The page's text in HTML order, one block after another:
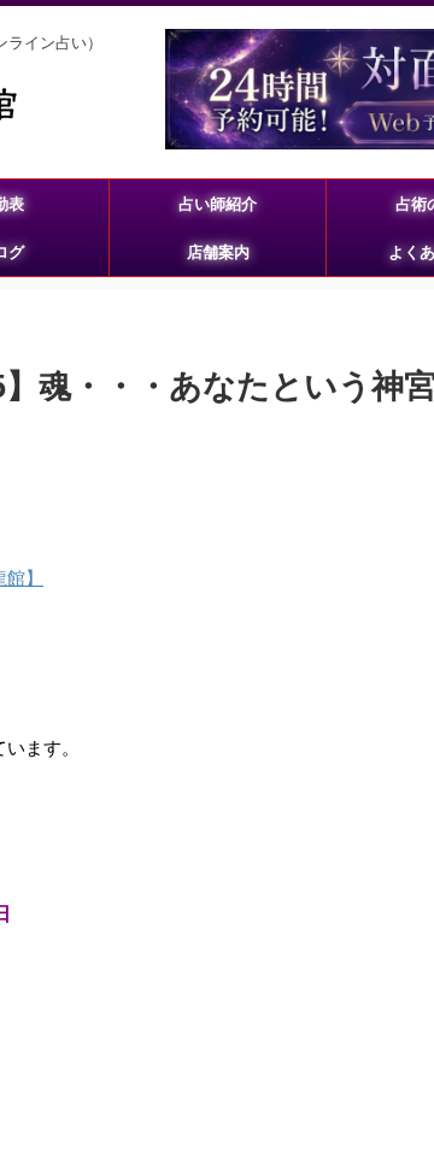
イン占い）
表 占い師紹介 占術
グ 店舗案内 よく
】魂・・・あなたという神
】
ます。